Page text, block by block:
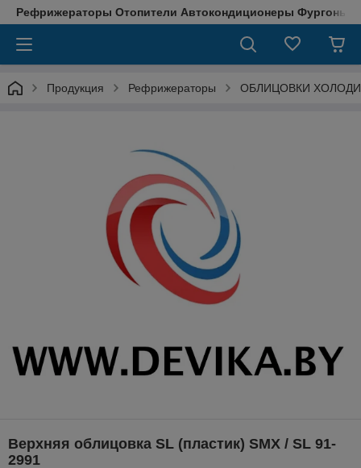
Рефрижераторы Отопители Автокондиционеры Фургоны
Продукция Рефрижераторы ОБЛИЦОВКИ
Верхняя облицовка SL (пластик) SMX / SL 91-
2991